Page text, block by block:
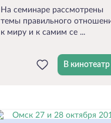
На семинаре рассмотрены
темы правильного
к миру и к самим се ...
В кинотеатр